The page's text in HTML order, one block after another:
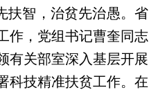
智，治贫先治愚。省
作，党组书记曹奎同志
有关部室深入基层开展
科技精准扶贫工作。在